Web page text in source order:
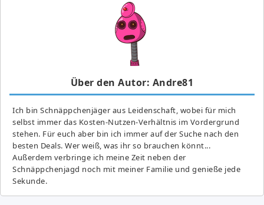
Über den Autor: Andre81
Ich bin Schnäppchenjäger aus Leidenschaft, wobei für mich
selbst immer das Kosten-Nutzen-Verhältnis im Vordergrund
stehen. Für euch aber bin ich immer auf der Suche nach den
besten Deals. Wer weiß, was ihr so brauchen könnt...
Außerdem verbringe ich meine Zeit neben der
Schnäppchenjagd noch mit meiner Familie und genieße jede
Sekunde.